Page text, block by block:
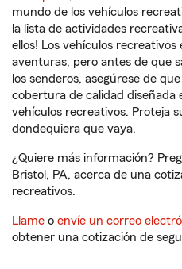
mundo de los vehículos
la lista de actividades
ellos! Los vehículos
aventuras, pero antes de que
los senderos, asegúrese de
cobertura de calidad diseñada
vehículos recreativos. Proteja
dondequiera que vaya.
¿Quiere más información?
Bristol, PA, acerca de una
recreativos.
Llame o envíe un correo
obtener una cotización de